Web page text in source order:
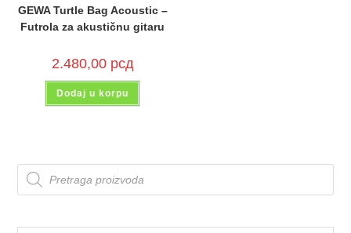
GEWA Turtle Bag Acoustic –
Futrola za akustičnu gitaru
2.480,00 рсд
Dodaj u korpu